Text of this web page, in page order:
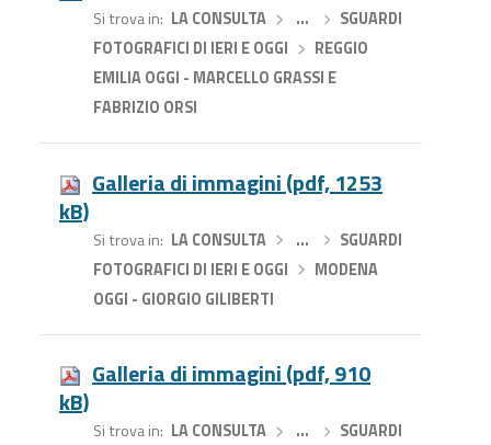
Si trova in LA CONSULTA› …
SGUARDI
FOTOGRAFICI DI IERI E OGGI
REGGIO
EMILIA OGGI - MARCELLO GRASSI E
FABRIZIO ORSI
Galleria di immagini (pdf, 1253
kB)
Si trova in LA CONSULTA› …
SGUARDI
FOTOGRAFICI DI IERI E OGGI
MODENA
OGGI - GIORGIO GILIBERTI
Galleria di immagini (pdf, 910
kB)
Si trova in LA CONSULTA› …
SGUARDI